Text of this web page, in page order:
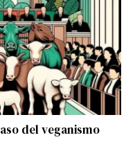
del veganismo